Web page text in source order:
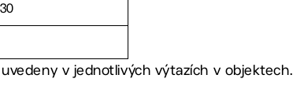
v jednotlivých výtazích v objektech.